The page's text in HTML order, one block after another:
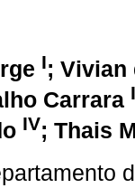
I; Vivian
Carrara
IV; Thais